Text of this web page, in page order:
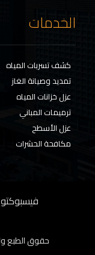
الخدمات
كشف تسربات المياه
تمديد وصيانة الغاز
عزل خزانات المياه
ترميمات المباني
عزل الأسطح
مكافحة الحشرات
فيسبوك
حقوق الطبع والنشر © 2026،